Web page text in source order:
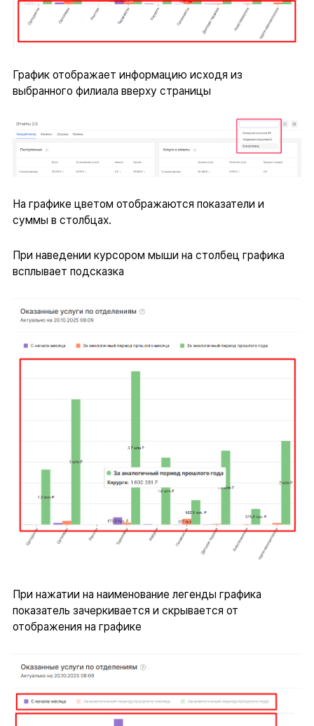
График отображает информацию исходя из
выбранного филиала вверху страницы
На графике цветом отображаются показатели и
суммы в столбцах.
При наведении курсором мыши на столбец графика
всплывает подсказка
При нажатии на наименование легенды графика
показатель зачеркивается и скрывается от
отображения на графике